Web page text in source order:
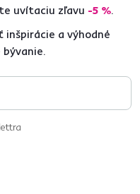
uvítaciu zľavu -5 %.
inšpirácie a výhodné
bývanie.